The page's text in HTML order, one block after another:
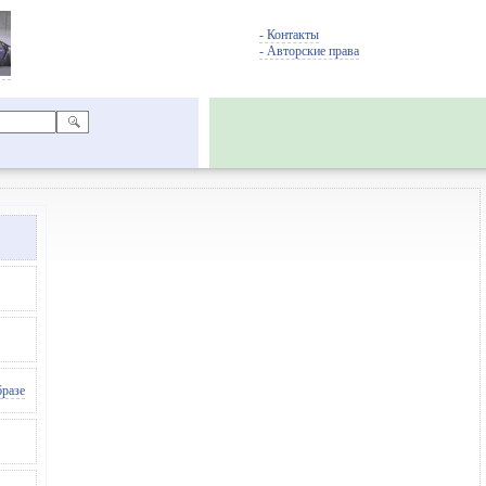
- Контакты
- Авторские права